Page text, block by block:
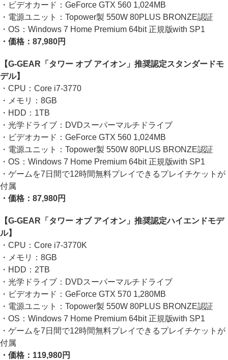
・ビデオカード：GeForce GTX 560 1,024MB
・電源ユニット：Topower製 550W 80PLUS BRONZE認証
・OS：Windows 7 Home Premium 64bit 正規版with SP1
・価格：87,980円
【G-GEAR「タワー オブ アイオン」推奨認定スタンダードモ
デル】
・CPU：Core i7-3770
・メモリ：8GB
・HDD：1TB
・光学ドライブ：DVDスーパーマルチドライブ
・ビデオカード：GeForce GTX 560 1,024MB
・電源ユニット：Topower製 550W 80PLUS BRONZE認証
・OS：Windows 7 Home Premium 64bit 正規版with SP1
・ゲームを7日間で12時間無料プレイできるプレイチケットが
付属
・価格：87,980円
【G-GEAR「タワー オブ アイオン」推奨認定ハイエンドモデ
ル】
・CPU：Core i7-3770K
・メモリ：8GB
・HDD：2TB
・光学ドライブ：DVDスーパーマルチドライブ
・ビデオカード：GeForce GTX 570 1,280MB
・電源ユニット：Topower製 550W 80PLUS BRONZE認証
・OS：Windows 7 Home Premium 64bit 正規版with SP1
・ゲームを7日間で12時間無料プレイできるプレイチケットが
付属
・価格：119,980円